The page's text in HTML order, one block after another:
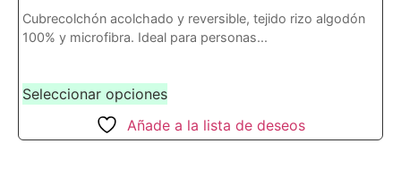
Cubrecolchón acolchado y reversible, tejido rizo algodón
100% y microfibra. Ideal para personas...
Seleccionar opciones
Añade a la lista de deseos